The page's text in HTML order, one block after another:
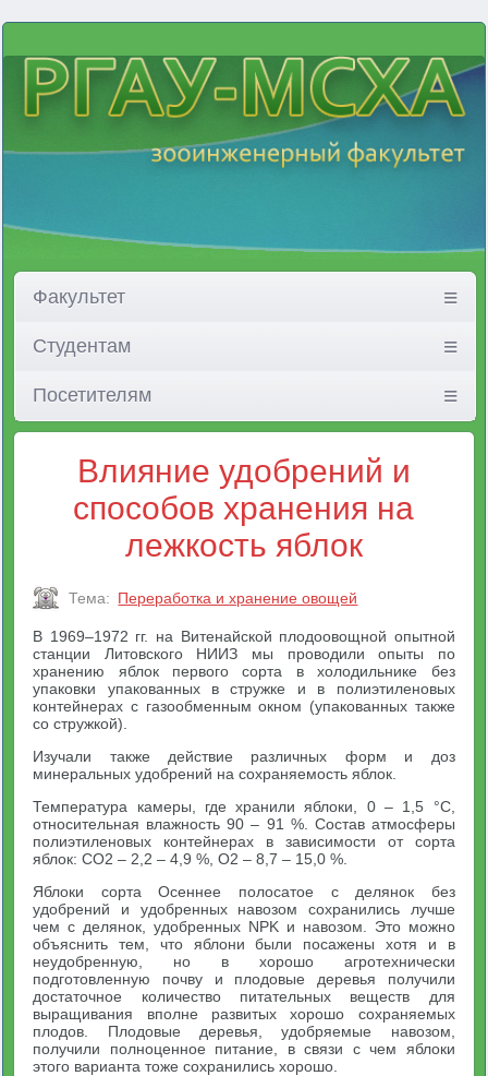
Факультет
Студентам
Посетителям
Влияние удобрений и
способов хранения на
лежкость яблок
Тема: Переработка и хранение овощей
В 1969–1972 гг. на Витенайской плодоовощной опытной
станции Литовского НИИЗ мы проводили опыты по
хранению яблок первого сорта в холодильнике без
упаковки упакованных в стружке и в полиэтиленовых
контейнерах с газообменным окном (упакованных также
со стружкой).
Изучали также действие различных форм и доз
минеральных удобрений на сохраняемость яблок.
Температура камеры, где хранили яблоки, 0 – 1,5 °С,
относительная влажность 90 – 91 %. Состав атмосферы
полиэтиленовых контейнерах в зависимости от сорта
яблок: СО2 – 2,2 – 4,9 %, О2 – 8,7 – 15,0 %.
Яблоки сорта Осеннее полосатое с делянок без
удобрений и удобренных навозом сохранились лучше
чем с делянок, удобренных NPK и навозом. Это можно
объяснить тем, что яблони были посажены хотя и в
неудобренную, но в хорошо агротехнически
подготовленную почву и плодовые деревья получили
достаточное количество питательных веществ для
выращивания вполне развитых хорошо сохраняемых
плодов. Плодовые деревья, удобряемые навозом,
получили полноценное питание, в связи с чем яблоки
этого варианта тоже сохранились хорошо.